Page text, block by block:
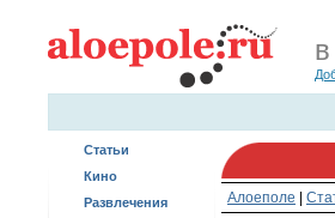
Статьи
Кино
Развлечения
Алоеполе